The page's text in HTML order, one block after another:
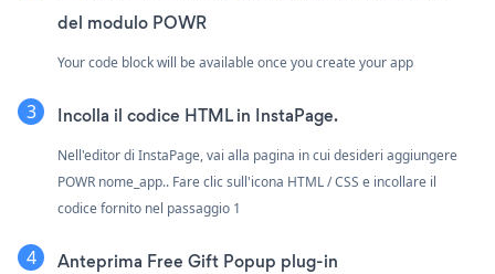
del modulo POWR
Your code block will be available once you create your app
Incolla il codice HTML in InstaPage.
Nell'editor di InstaPage, vai alla pagina in cui desideri aggiungere
POWR nome_app.. Fare clic sull'icona HTML / CSS e incollare il
codice fornito nel passaggio 1
Anteprima Free Gift Popup plug-in